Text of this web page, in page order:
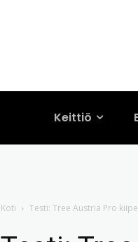
Keittiö
Koti Testi: Tree Austria Pro